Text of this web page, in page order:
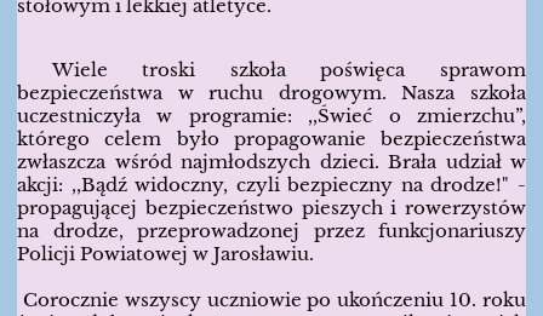
stołowym i lekkiej atletyce.
Wiele troski szkoła poświęca sprawom
bezpieczeństwa w ruchu drogowym. Nasza szkoła
uczestniczyła w programie: ,,Świeć o zmierzchu”,
którego celem było propagowanie bezpieczeństwa
zwłaszcza wśród najmłodszych dzieci. Brała udział w
akcji: ,,Bądź widoczny, czyli bezpieczny na drodze!" -
propagującej bezpieczeństwo pieszych i rowerzystów
na drodze, przeprowadzonej przez funkcjonariuszy
Policji Powiatowej w Jarosławiu.
Corocznie wszyscy uczniowie po ukończeniu 10. roku